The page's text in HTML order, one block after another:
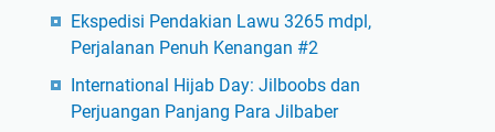
Ekspedisi Pendakian Lawu 3265 mdpl,
Perjalanan Penuh Kenangan #2
International Hijab Day: Jilboobs dan
Perjuangan Panjang Para Jilbaber